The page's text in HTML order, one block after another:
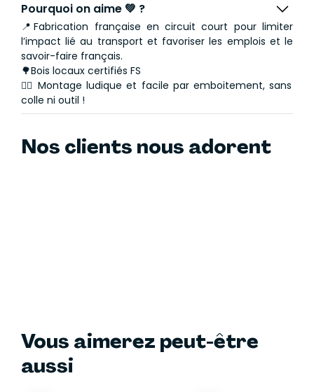
Choix de l’ampoule : Culot E27, entre 4 et 6W LED
recommandé.
Pourquoi on aime 💚 ?
📍Fabrication française en circuit court pour limiter
l’impact lié au transport et favoriser les emplois et le
savoir-faire français.
🌳Bois locaux certifiés FS
👌🏻 Montage ludique et facile par emboitement, sans
colle ni outil !
Nos clients nous adorent
Vous aimerez peut-être
aussi